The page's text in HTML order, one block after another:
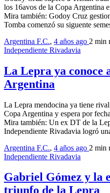
los 16avos de la Copa Argentina
Mira también: Godoy Cruz
Tomba comenzó su siguente
Argentina F.C., 4 años ago 2 min
Independiente Rivadavia
La Lepra ya conoce
Argentina
La Lepra mendocina ya tiene
Copa Argentina y espera por
Mira también: Un ex DT de la
Independiente Rivadavia logró
Argentina F.C., 4 años ago 2 min
Independiente Rivadavia
Gabriel Gómez y la
triunfo de la Lepra